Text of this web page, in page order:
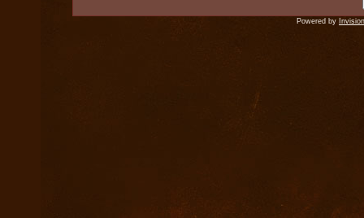
Powered by